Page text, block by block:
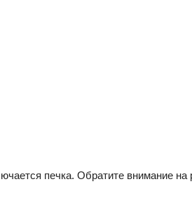
печка. Обратите внимание на